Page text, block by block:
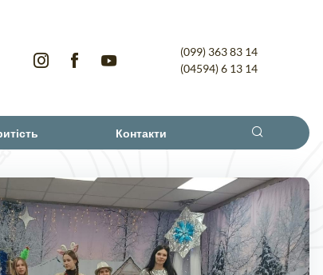
(099) 363 83 14
(04594) 6 13 14
Контакти